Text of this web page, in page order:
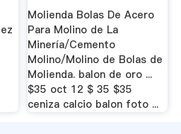
Molienda Bolas De Acero
Para Molino de La
Minería/Cemento
Molino/Molino de Bolas de
Molienda. balon de oro ...
$35 oct 12 $ 35 $35
ceniza calcio balon foto ...